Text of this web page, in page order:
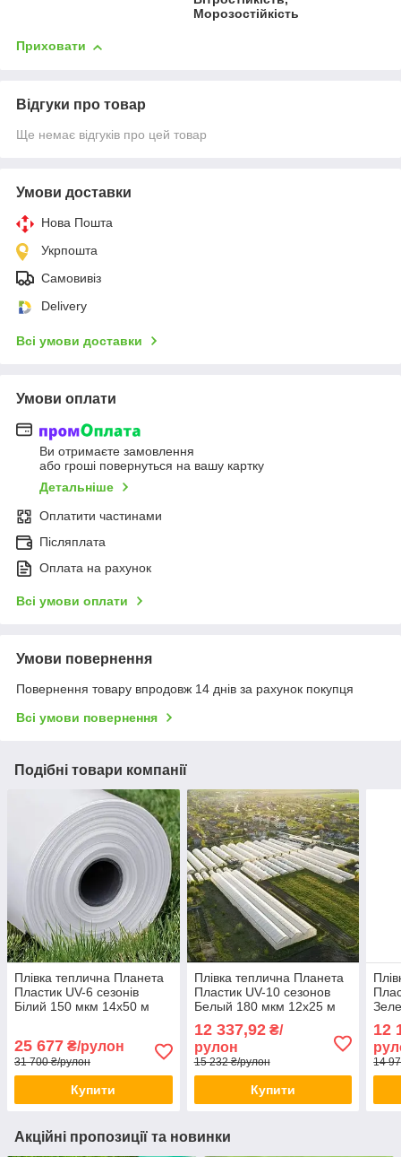
Морозостійкість
Приховати
Відгуки про товар
Ще немає відгуків про цей товар
Умови доставки
Нова Пошта
Укрпошта
Самовивіз
Delivery
Всі умови доставки
Умови оплати
Ви отримаєте замовлення
або гроші повернуться на вашу картку
Детальніше
Оплатити частинами
Післяплата
Оплата на рахунок
Всі умови оплати
Умови повернення
Повернення товару впродовж 14 днів за рахунок покупця
Всі умови повернення
Подібні товари компанії
Плівка теплична Планета
Пластик UV-6 сезонів
Білий 150 мкм 14х50 м
25 677 ₴/рулон
31 700 ₴/рулон
Купити
Плівка теплична Планета
Пластик UV-10 сезонов
Белый 180 мкм 12х25 м
теплиць
12 337,92₴/
рулон
15 232 ₴/рулон
Купити
12
14
Акційні пропозиції та новинки